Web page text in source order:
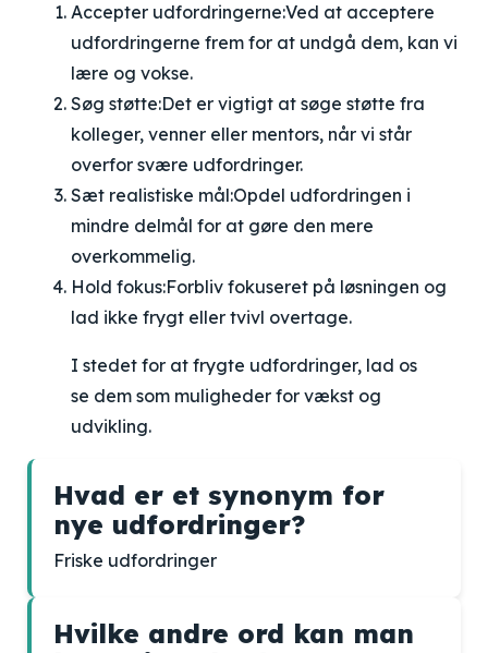
Accepter udfordringerne:Ved at acceptere
udfordringerne frem for at undgå dem, kan vi
lære og vokse.
Søg støtte:Det er vigtigt at søge støtte fra
kolleger, venner eller mentors, når vi står
overfor svære udfordringer.
Sæt realistiske mål:Opdel udfordringen i
mindre delmål for at gøre den mere
overkommelig.
Hold fokus:Forbliv fokuseret på løsningen og
lad ikke frygt eller tvivl overtage.
I stedet for at frygte udfordringer, lad os
se dem som muligheder for vækst og
udvikling.
Hvad er et synonym for
nye udfordringer?
Friske udfordringer
Hvilke andre ord kan man